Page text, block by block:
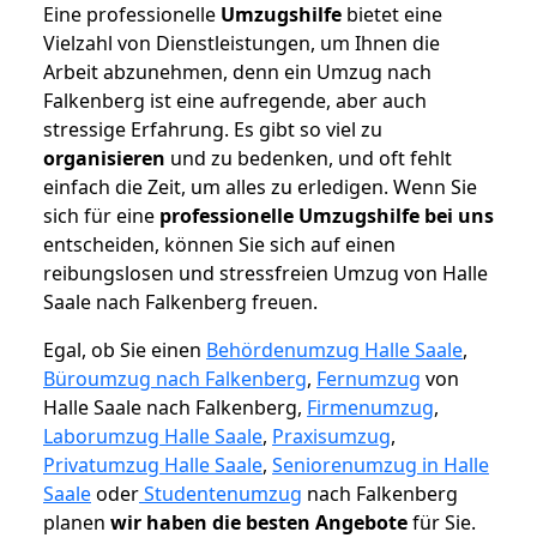
Eine professionelle Umzugshilfe bietet eine
Vielzahl von Dienstleistungen, um Ihnen die
Arbeit abzunehmen, denn ein Umzug nach
Falkenberg ist eine aufregende, aber auch
stressige Erfahrung. Es gibt so viel zu
organisieren und zu bedenken, und oft fehlt
einfach die Zeit, um alles zu erledigen. Wenn Sie
sich für eine professionelle Umzugshilfe bei uns
entscheiden, können Sie sich auf einen
reibungslosen und stressfreien Umzug von Halle
Saale nach Falkenberg freuen.
Egal, ob Sie einen Behördenumzug Halle Saale,
Büroumzug nach Falkenberg, Fernumzug von
Halle Saale nach Falkenberg, Firmenumzug,
Laborumzug Halle Saale, Praxisumzug,
Privatumzug Halle Saale, Seniorenumzug in Halle
SaaleoderStudentenumzug nach Falkenberg
planen wir haben die besten Angebotefür Sie.